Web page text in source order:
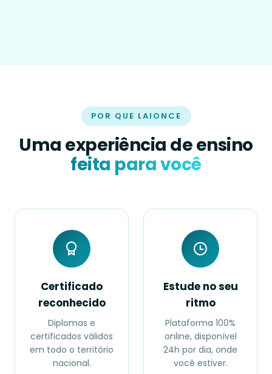
POR QUE LAIONCE
Uma experiência de ensino
feita para você
Certificado
reconhecido
Diplomas e
certificados válidos
em todo o território
nacional.
Estude no seu
ritmo
Plataforma 100%
online, disponível
24h por dia, onde
você estiver.